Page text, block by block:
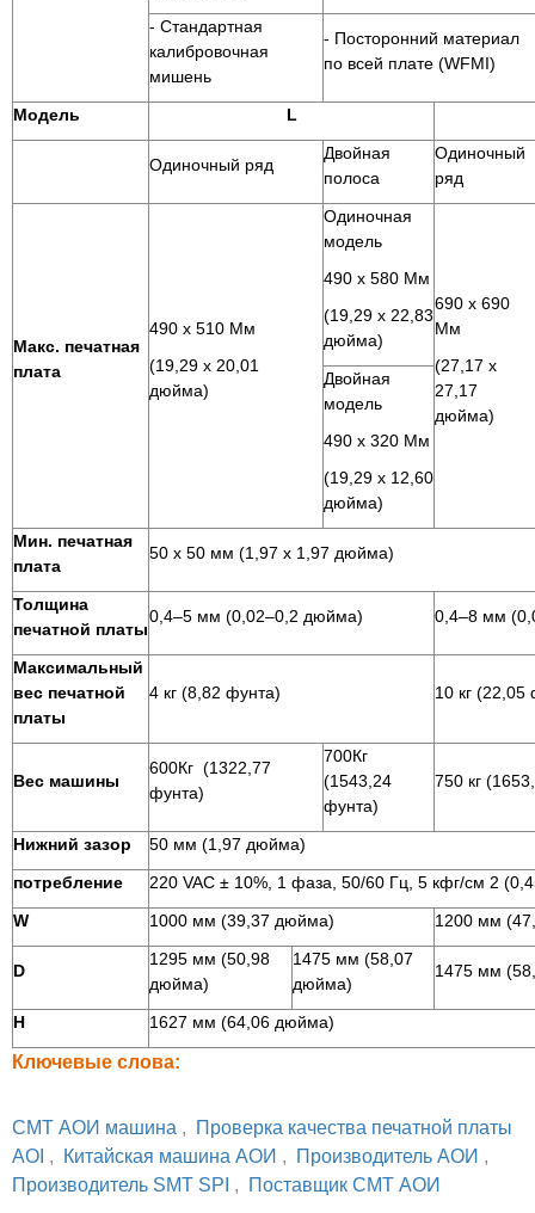
- Стандартная
калибровочная
мишень
- Посторонний материал
по всей плате (WFMI)
Модель L
Одиночный ряд
Двойная
полоса
Одиночный
ряд
Макс. печатная
плата
490 x 510 Мм
(19,29 х 20,01
дюйма)
Одиночная
модель
490 x 580 Мм
(19,29 х 22,83
дюйма)
690 x 690
Мм
(27,17 х
27,17
дюйма)
Двойная
модель
490 x 320 Мм
(19,29 х 12,60
дюйма)
Мин. печатная
плата
50 х 50 мм (1,97 х 1,97 дюйма)
Толщина
печатной платы
0,4–5 мм (0,02–0,2 дюйма) 0,4–8 мм
Максимальный
вес печатной
платы
4 кг (8,82 фунта) 10 кг (22,05
Вес машины
600Кг (1322,77
фунта)
700Кг
(1543,24
фунта)
750 кг
Нижний зазор
50 мм (1,97 дюйма)
потребление
220 VAC ± 10%, 1 фаза, 50/60 Гц, 5 кфг/см 2
W
1000 мм (39,37 дюйма) 1200 мм
D
1295 мм (50,98
дюйма)
1475 мм (58,07
дюйма)
1475 мм
H 1627 мм (64,06 дюйма)
Ключевые слова:
СМТ АОИ машина ,
Проверка качества печатной платы
AOI , Китайская машина АОИ , Производитель АОИ ,
Производитель SMT SPI , Поставщик СМТ АОИ